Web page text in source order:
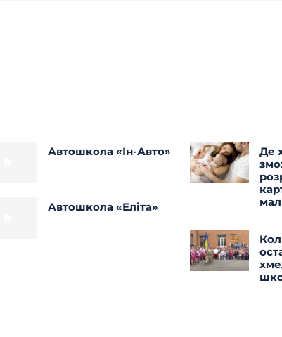
Автошкола «Ін-Авто»
Автошкола «Еліта»
Де